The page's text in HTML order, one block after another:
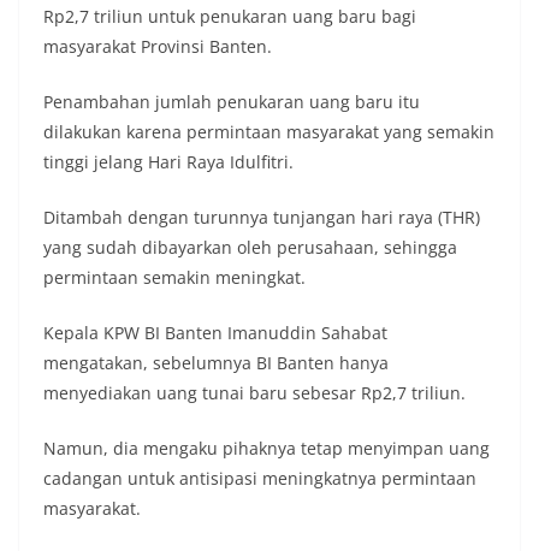
Rp2,7 triliun untuk penukaran uang baru bagi
masyarakat Provinsi Banten.
Penambahan jumlah penukaran uang baru itu
dilakukan karena permintaan masyarakat yang semakin
tinggi jelang Hari Raya Idulfitri.
Ditambah dengan turunnya tunjangan hari raya (THR)
yang sudah dibayarkan oleh perusahaan, sehingga
permintaan semakin meningkat.
Kepala KPW BI Banten Imanuddin Sahabat
mengatakan, sebelumnya BI Banten hanya
menyediakan uang tunai baru sebesar Rp2,7 triliun.
Namun, dia mengaku pihaknya tetap menyimpan uang
cadangan untuk antisipasi meningkatnya permintaan
masyarakat.